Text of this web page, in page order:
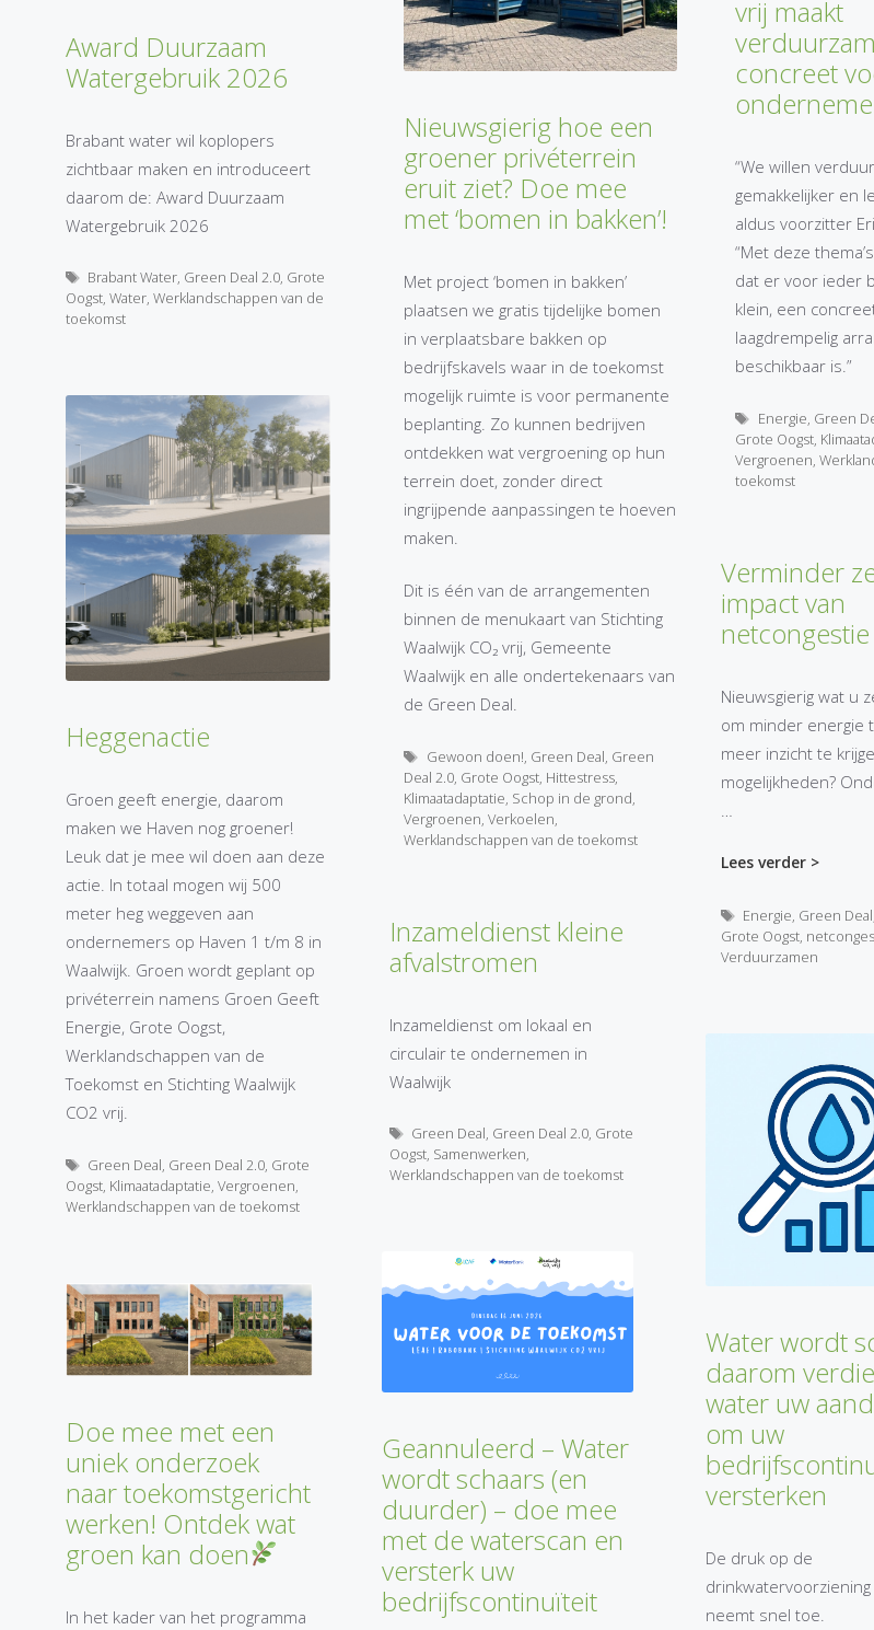
Award Duurzaam
Watergebruik 2026
Brabant water wil koplopers
zichtbaar maken en introduceert
daarom de: Award Duurzaam
Watergebruik 2026
Tags
Brabant Water, Green Deal 2.0, Grote
Oogst, Water, Werklandschappen van de
toekomst
Nieuwsgierig hoe een
groener privéterrein
eruit ziet? Doe mee
met ‘bomen in bakken’!
Met project ‘bomen in bakken’
plaatsen we gratis tijdelijke bomen
in verplaatsbare bakken op
bedrijfskavels waar in de toekomst
mogelijk ruimte is voor permanente
beplanting. Zo kunnen bedrijven
ontdekken wat vergroening op hun
terrein doet, zonder direct
ingrijpende aanpassingen te hoeven
maken.
Dit is één van de arrangementen
binnen de menukaart van Stichting
Waalwijk CO₂ vrij, Gemeente
Waalwijk en alle ondertekenaars van
de Green Deal.
Tags
Gewoon doen! Green Deal Green
Deal 2.0 Grote Oogst Hittestress
Klimaatadaptatie Schop in de grond
Vergroenen ,Verkoelen
Werklandschappen van de toekomst
vrij maakt
concreet
“We willen
gemakkelijker en
aldus voorzitter
“Met deze
dat er voor ieder
klein, een
laagdrempelig
beschikbaar is.”
Tags
Energie, Green
Grote Oogst,
Vergroenen,
toekomst
Heggenactie
Groen geeft energie, daarom
maken we Haven nog groener!
Leuk dat je mee wil doen aan deze
actie. In totaal mogen wij 500
meter heg weggeven aan
ondernemers op Haven 1 t/m 8 in
Waalwijk. Groen wordt geplant op
privéterrein namens Groen Geeft
Energie, Grote Oogst,
Werklandschappen van de
Toekomst en Stichting Waalwijk
CO2 vrij.
Tags
Green Deal, Green Deal 2.0, Grote
Oogst, Klimaatadaptatie, Vergroenen,
Werklandschappen van de toekomst
Verminder
impact van
netcongestie
Nieuwsgierig wat u
om minder energie
meer inzicht te
mogelijkheden?
Lees verder >
Tags
Energie, Green Deal
Grote Oogst,
Verduurzamen
Inzameldienst kleine
afvalstromen
Inzameldienst om lokaal en
circulair te ondernemen in
Waalwijk
Tags
Green Deal, Green Deal 2.0, Grote
Oogst, Samenwerken,
Werklandschappen van de toekomst
Water wordt
daarom
water uw
om uw
versterken
De druk op de
neemt snel toe.
Geannuleerd – Water
wordt schaars (en
duurder) – doe mee
met de waterscan en
versterk uw
bedrijfscontinuïteit
Doe mee met een
uniek onderzoek
naar toekomstgericht
werken! Ontdek wat
groen kan doen
In het kader van het programma